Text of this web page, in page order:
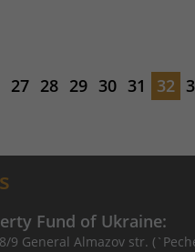
27 28 29 30 31 32
Fund of Ukraine:
9 General Almazov str.